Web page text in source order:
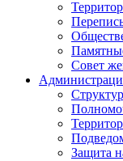
Совет
Защита